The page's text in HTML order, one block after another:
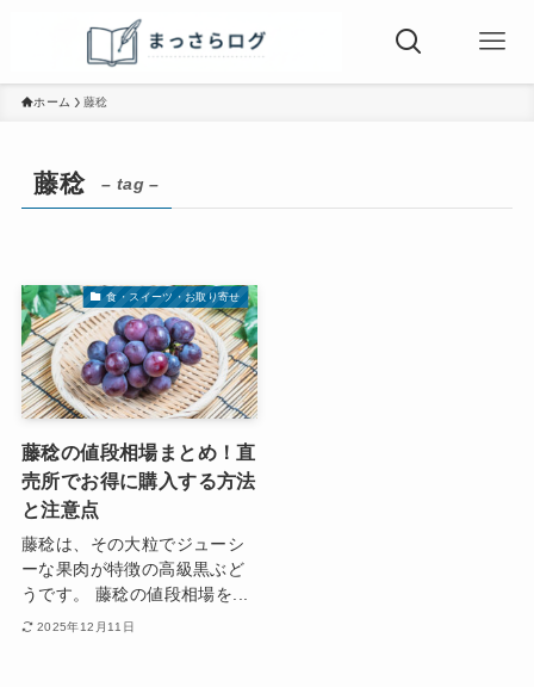
ホーム 藤稔
藤稔 – tag –
食・スイーツ・お取り寄せ
藤稔の値段相場まとめ！直
売所でお得に購入する方法
と注意点
藤稔は、その大粒でジューシ
ーな果肉が特徴の高級黒ぶど
うです。 藤稔の値段相場を...
2025年12月11日